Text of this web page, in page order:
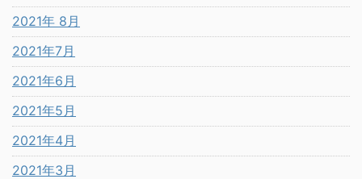
2021年 8月
2021年7月
2021年6月
2021年5月
2021年4月
2021年3月